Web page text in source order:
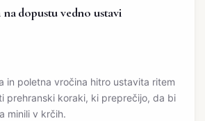
na dopustu vedno ustavi
in poletna vročina hitro ustavita ritem
prehranski koraki, ki preprečijo, da bi
minili v krčih.